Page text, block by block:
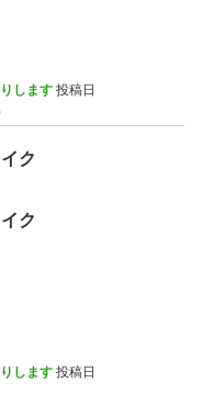
します 投稿日
ク
ク
します 投稿日